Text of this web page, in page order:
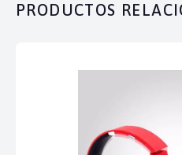
PRODUCTOS